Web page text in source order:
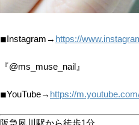
◾︎Instagram→ https://
『@ms_muse_nail』
◾︎YouTube→ https://